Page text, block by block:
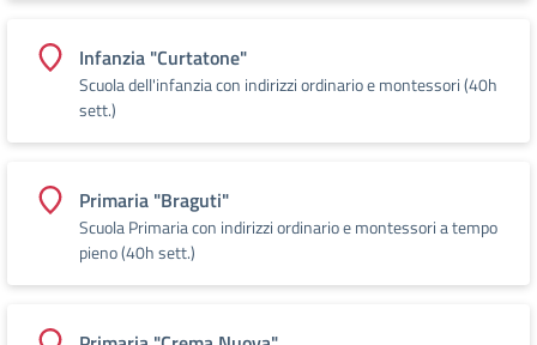
Infanzia "Curtatone"
Scuola dell'infanzia con indirizzi ordinario e montessori (40h
sett.)
Primaria "Braguti"
Scuola Primaria con indirizzi ordinario e montessori a tempo
pieno (40h sett.)